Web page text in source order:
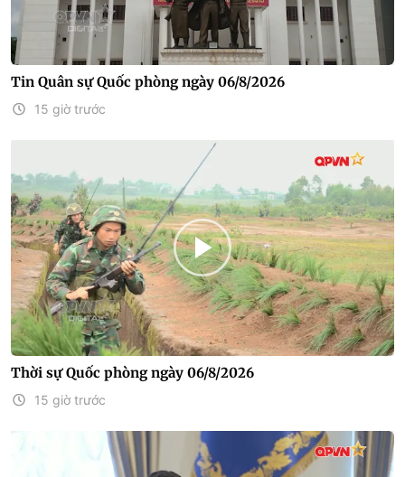
Tin Quân sự Quốc phòng ngày 06/8/2026
15 giờ trước
Thời sự Quốc phòng ngày 06/8/2026
15 giờ trước